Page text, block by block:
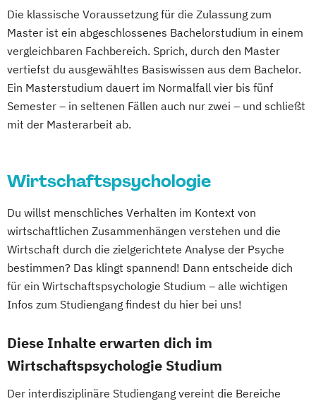
Die klassische Voraussetzung für die Zulassung zum
Master ist ein abgeschlossenes Bachelorstudium in einem
vergleichbaren Fachbereich. Sprich, durch den Master
vertiefst du ausgewähltes Basiswissen aus dem Bachelor.
Ein Masterstudium dauert im Normalfall vier bis fünf
Semester – in seltenen Fällen auch nur zwei – und schließt
mit der Masterarbeit ab.
Wirtschaftspsychologie
Du willst menschliches Verhalten im Kontext von
wirtschaftlichen Zusammenhängen verstehen und die
Wirtschaft durch die zielgerichtete Analyse der Psyche
bestimmen? Das klingt spannend! Dann entscheide dich
für ein Wirtschaftspsychologie Studium – alle wichtigen
Infos zum Studiengang findest du hier bei uns!
Diese Inhalte erwarten dich im
Wirtschaftspsychologie Studium
Der interdisziplinäre Studiengang vereint die Bereiche